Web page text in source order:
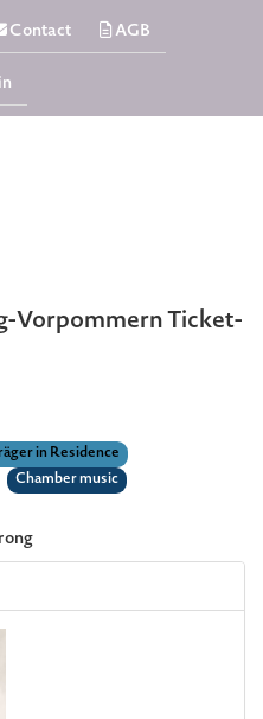
Contact AGB
Vorpommern Ticket-
in Residence
Chamber music